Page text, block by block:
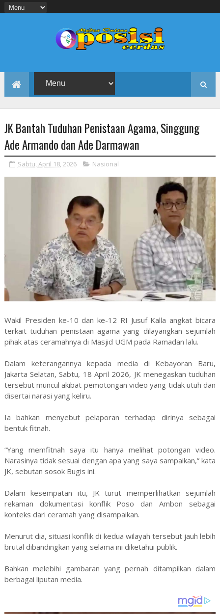
JK Bantah Tuduhan Penistaan Agama, Singgung
Ade Armando dan Ade Darmawan
Sabtu, April 18, 2026 Nasional
Wakil Presiden ke-10 dan ke-12 RI Jusuf Kalla angkat bicara
terkait tuduhan penistaan agama yang dilayangkan sejumlah
pihak atas ceramahnya di Masjid UGM pada Ramadan lalu.
Dalam keterangannya kepada media di Kebayoran Baru,
Jakarta Selatan, Sabtu, 18 April 2026, JK menegaskan tuduhan
tersebut muncul akibat pemotongan video yang tidak utuh dan
disertai narasi yang keliru.
Ia bahkan menyebut pelaporan terhadap dirinya sebagai
bentuk fitnah.
“Yang memfitnah saya itu hanya melihat potongan video.
Narasinya tidak sesuai dengan apa yang saya sampaikan,” kata
JK, sebutan sosok Bugis ini.
Dalam kesempatan itu, JK turut memperlihatkan sejumlah
rekaman dokumentasi konflik Poso dan Ambon sebagai
konteks dari ceramah yang disampaikan.
Menurut dia, situasi konflik di kedua wilayah tersebut jauh lebih
brutal dibandingkan yang selama ini diketahui publik.
Bahkan melebihi gambaran yang pernah ditampilkan dalam
berbagai liputan media.